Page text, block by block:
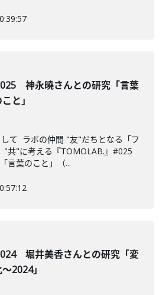
神永曉さんとの研究「言葉
と」
て ラボの仲間 "友"だちとなる「フ
"共"に考える『TOMOLAB.』#025
言葉のこと」（...
堀井美香さんとの研究「変
2024」